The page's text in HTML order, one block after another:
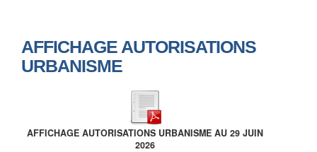
AFFICHAGE AUTORISATIONS
URBANISME
AFFICHAGE AUTORISATIONS URBANISME AU 29 JUIN
2026